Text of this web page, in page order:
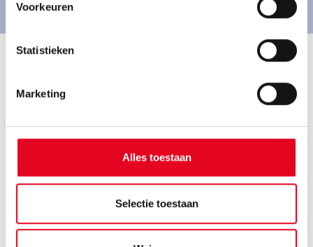
Voorkeuren
Statistieken
Marketing
Alles toestaan
Selectie toestaan
Deze Pegasus fietsen
verkopen wij